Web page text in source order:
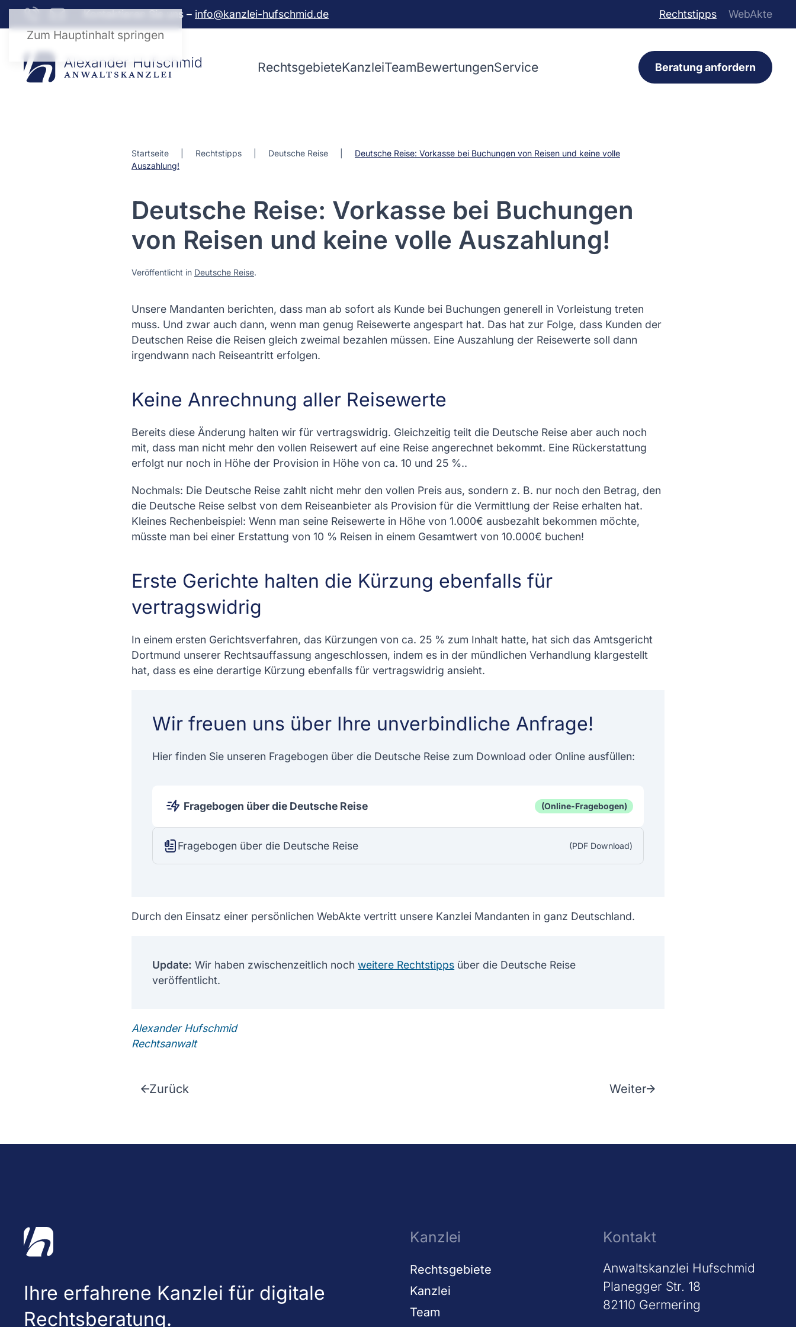
Zum Hauptinhalt springen
Kontaktieren Sie uns – info@kanzlei-hufschmid.de Rechtstipps WebAkte
RechtsgebieteKanzleiTeamBewertungenService Beratung anfordern
Startseite Rechtstipps Deutsche Reise
Deutsche Reise: Vorkasse bei Buchungen von Reisen und keine volle
Auszahlung!
Deutsche Reise: Vorkasse bei Buchungen
von Reisen und keine volle Auszahlung!
Veröffentlicht in Deutsche Reise.
Unsere Mandanten berichten, dass man ab sofort als Kunde bei Buchungen generell in Vorleistung treten
muss. Und zwar auch dann, wenn man genug Reisewerte angespart hat. Das hat zur Folge, dass Kunden der
Deutschen Reise die Reisen gleich zweimal bezahlen müssen. Eine Auszahlung der Reisewerte soll dann
irgendwann nach Reiseantritt erfolgen.
Keine Anrechnung aller Reisewerte
Bereits diese Änderung halten wir für vertragswidrig. Gleichzeitig teilt die Deutsche Reise aber auch noch
mit, dass man nicht mehr den vollen Reisewert auf eine Reise angerechnet bekommt. Eine Rückerstattung
erfolgt nur noch in Höhe der Provision in Höhe von ca. 10 und 25 %..
Nochmals: Die Deutsche Reise zahlt nicht mehr den vollen Preis aus, sondern z. B. nur noch den Betrag, den
die Deutsche Reise selbst von dem Reiseanbieter als Provision für die Vermittlung der Reise erhalten hat.
Kleines Rechenbeispiel: Wenn man seine Reisewerte in Höhe von 1.000€ ausbezahlt bekommen möchte,
müsste man bei einer Erstattung von 10 % Reisen in einem Gesamtwert von 10.000€ buchen!
Erste Gerichte halten die Kürzung ebenfalls für
vertragswidrig
In einem ersten Gerichtsverfahren, das Kürzungen von ca. 25 % zum Inhalt hatte, hat sich das Amtsgericht
Dortmund unserer Rechtsauffassung angeschlossen, indem es in der mündlichen Verhandlung klargestellt
hat, dass es eine derartige Kürzung ebenfalls für vertragswidrig ansieht.
Wir freuen uns über Ihre unverbindliche Anfrage!
Hier finden Sie unseren Fragebogen über die Deutsche Reise zum Download oder Online ausfüllen:
Fragebogen über die Deutsche Reise (Online-Fragebogen)
Fragebogen über die Deutsche Reise (PDF Download)
Durch den Einsatz einer persönlichen WebAkte vertritt unsere Kanzlei Mandanten in ganz Deutschland.
Update: Wir haben zwischenzeitlich nochweitere Rechtstipps über die Deutsche Reise
veröffentlicht.
Alexander Hufschmid
Rechtsanwalt
Zurück Weiter
Ihre erfahrene Kanzlei für digitale
Rechtsberatung.
Kanzlei
Rechtsgebiete
Kanzlei
Team
Kontakt
Anwaltskanzlei Hufschmid
Planegger Str. 18
82110 Germering